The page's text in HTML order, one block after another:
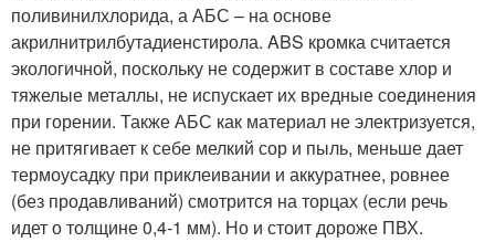
поливинилхлорида, а АБС – на основе
акрилнитрилбутадиенстирола. ABS кромка считается
экологичной, поскольку не содержит в составе хлор и
тяжелые металлы, не испускает их вредные соединения
при горении. Также АБС как материал не электризуется,
не притягивает к себе мелкий сор и пыль, меньше дает
термоусадку при приклеивании и аккуратнее, ровнее
(без продавливаний) смотрится на торцах (если речь
идет о толщине 0,4-1 мм). Но и стоит дороже ПВХ.